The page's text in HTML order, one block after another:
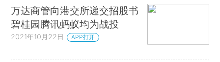
万达商管向港交所递交招股书
碧桂园腾讯蚂蚁均为战投
2021年10月22日 APP打开